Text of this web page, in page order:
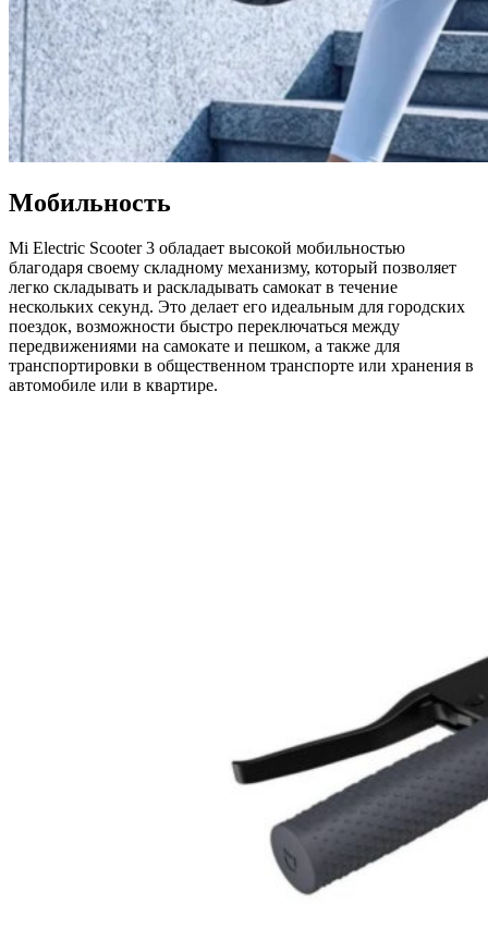
Мобильность
Mi Electric Scooter 3 обладает высокой мобильностью
благодаря своему складному механизму, который позволяет
легко складывать и раскладывать самокат в течение
нескольких секунд. Это делает его идеальным для городских
поездок, возможности быстро переключаться между
передвижениями на самокате и пешком, а также для
транспортировки в общественном транспорте или хранения в
автомобиле или в квартире.